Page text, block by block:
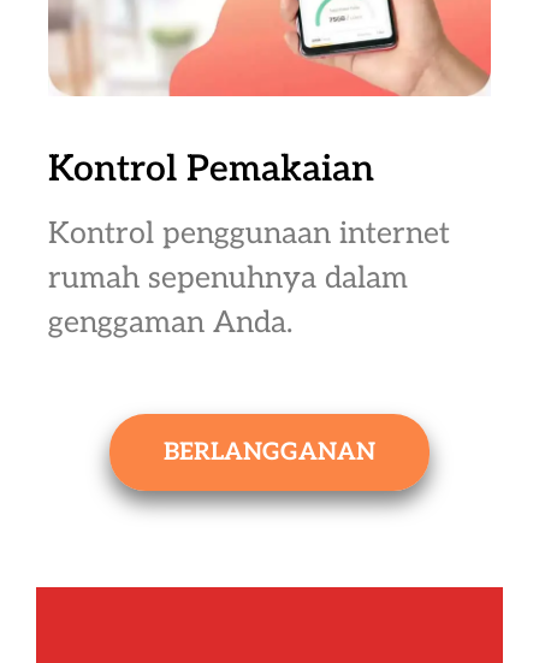
Kontrol Pemakaian
Kontrol penggunaan internet
rumah sepenuhnya dalam
genggaman Anda.
BERLANGGANAN